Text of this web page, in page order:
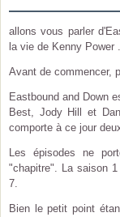
allons vous parler
la vie de Kenny Power .
Avant de commencer,
Eastbound and Down
Best, Jody Hill et
comporte à ce jour
Les épisodes ne
"chapitre". La saison
7.
Bien le petit point